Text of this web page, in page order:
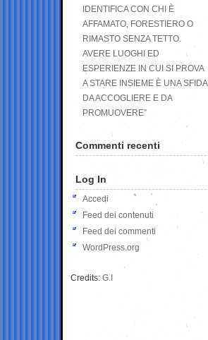
IDENTIFICA CON CHI È
AFFAMATO, FORESTIERO O
RIMASTO SENZA TETTO.
AVERE LUOGHI ED
ESPERIENZE IN CUI SI PROVA
A STARE INSIEME È UNA SFIDA
DA ACCOGLIERE E DA
PROMUOVERE”
Commenti recenti
Log In
Accedi
Feed dei contenuti
Feed dei commenti
WordPress.org
Credits: G.I